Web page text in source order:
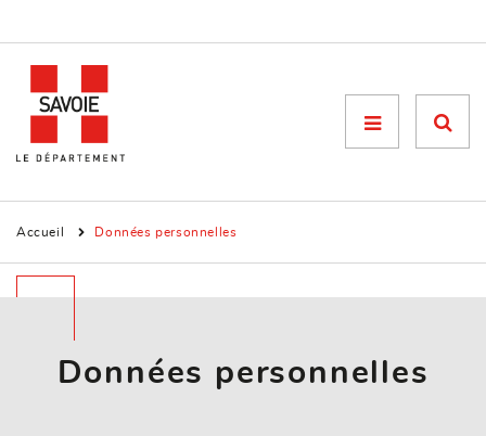
Menu

Accueil Données personnelles
Données personnelles